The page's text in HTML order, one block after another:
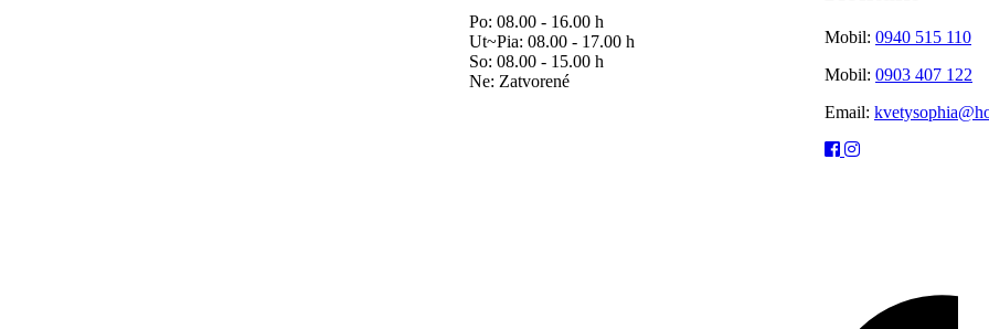
Po: 08.00 - 16.00 h
Ut~Pia: 08.00 - 17.00 h
So: 08.00 - 15.00 h
Ne: Zatvorené
Mobil: 0940 515 110
Mobil: 0903 407 122
Email: